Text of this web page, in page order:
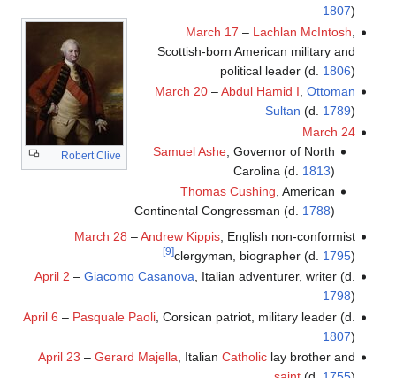
Robert Clive
1807)
March 17 – Lachlan McIntosh
Scottish-born American military and
political leader (d. 1806)
March 20–Abdul Hamid I, Ottoman
Sultan (d. 1789)
March 24
Samuel Ashe , Governor of North
Carolina (d. 1813)
Thomas Cushing , American
Continental Congressman (d. 1788)
March 28 –Andrew Kippis, English non-conformist
clergyman, biographer (d. 1795)
[9]
April 2 – Giacomo Casanova, Italian adventurer, writer (d.
1798)
April 6 – Pasquale Paoli, Corsican patriot, military leader (d.
1807)
April 23 – Gerard Majella, Italian Catholiclay brother and